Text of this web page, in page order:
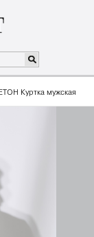
Куртка мужская